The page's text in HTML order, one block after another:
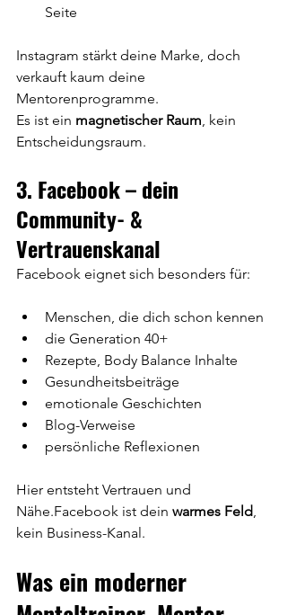
Seite
Instagram stärkt deine Marke, doch
verkauft kaum deine
Mentorenprogramme.
Es ist ein magnetischer Raum , kein
Entscheidungsraum.
3. Facebook – dein
Community- &
Vertrauenskanal
Facebook eignet sich besonders für:
Menschen, die dich schon kennen
die Generation 40+
Rezepte, Body Balance Inhalte
Gesundheitsbeiträge
emotionale Geschichten
Blog-Verweise
persönliche Reflexionen
Hier entsteht Vertrauen und
Nähe.Facebook ist dein warmes Feld
kein Business-Kanal.
Was ein moderner